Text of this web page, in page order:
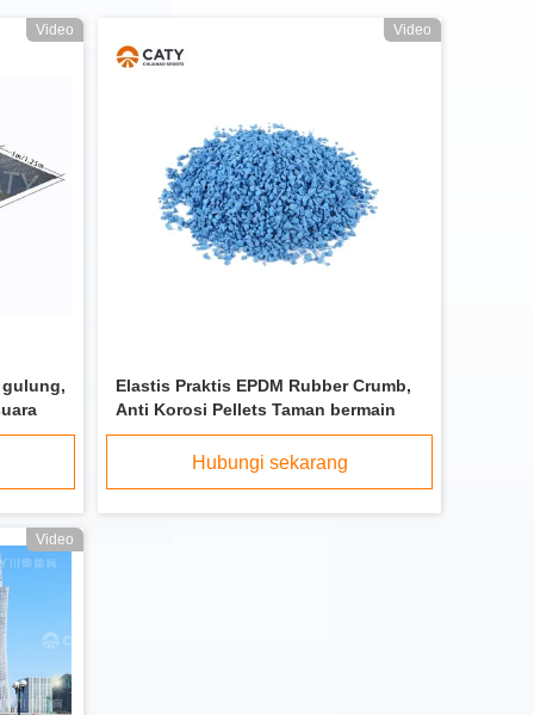
Video
gulung,
Video
Elastis Praktis EPDM Rubber Crumb,
Anti Korosi Pellets Taman bermain
Hubungi sekarang
Video
Lantai Weatherproof ECO elastis
Absorbing Sound Untuk Landscape